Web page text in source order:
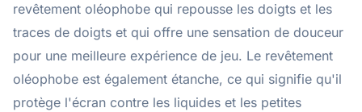
revêtement oléophobe qui repousse les doigts et les
traces de doigts et qui offre une sensation de douceur
pour une meilleure expérience de jeu. Le revêtement
oléophobe est également étanche, ce qui signifie qu'il
protège l'écran contre les liquides et les petites